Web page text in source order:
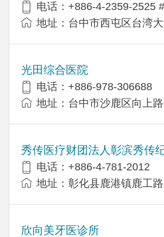
电话：+886-4-2359-2525
地址：台中市西屯区台湾
光田综合医院
电话：+886-978-306688
地址：台中市沙鹿区向上
秀传医疗财团法人彰滨秀传
电话：+886-4-781-2012
地址：彰化县鹿港镇鹿工
欣向美牙医诊所